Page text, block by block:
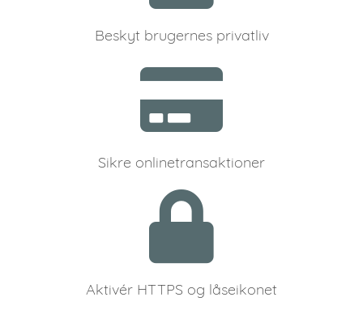
Beskyt brugernes privatliv
Sikre onlinetransaktioner
Aktivér HTTPS og låseikonet